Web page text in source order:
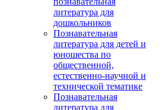
литература для
дошкольников
Познавательная
литература для детей и
юношества по
общественной,
естественно-научной и
технической тематике
Познавательная
литература для